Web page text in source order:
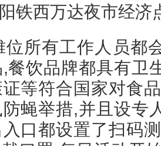
位所有工作人员都
餐饮品牌都具有卫
等符合国家对食
蝇举措,并且设专
口都设置了扫码